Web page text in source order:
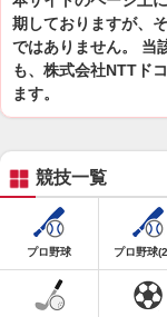
期しておりますが、
ではありません。 当
も、株式会社NTTド
ます。
競技一覧
プロ野球 プロ野球